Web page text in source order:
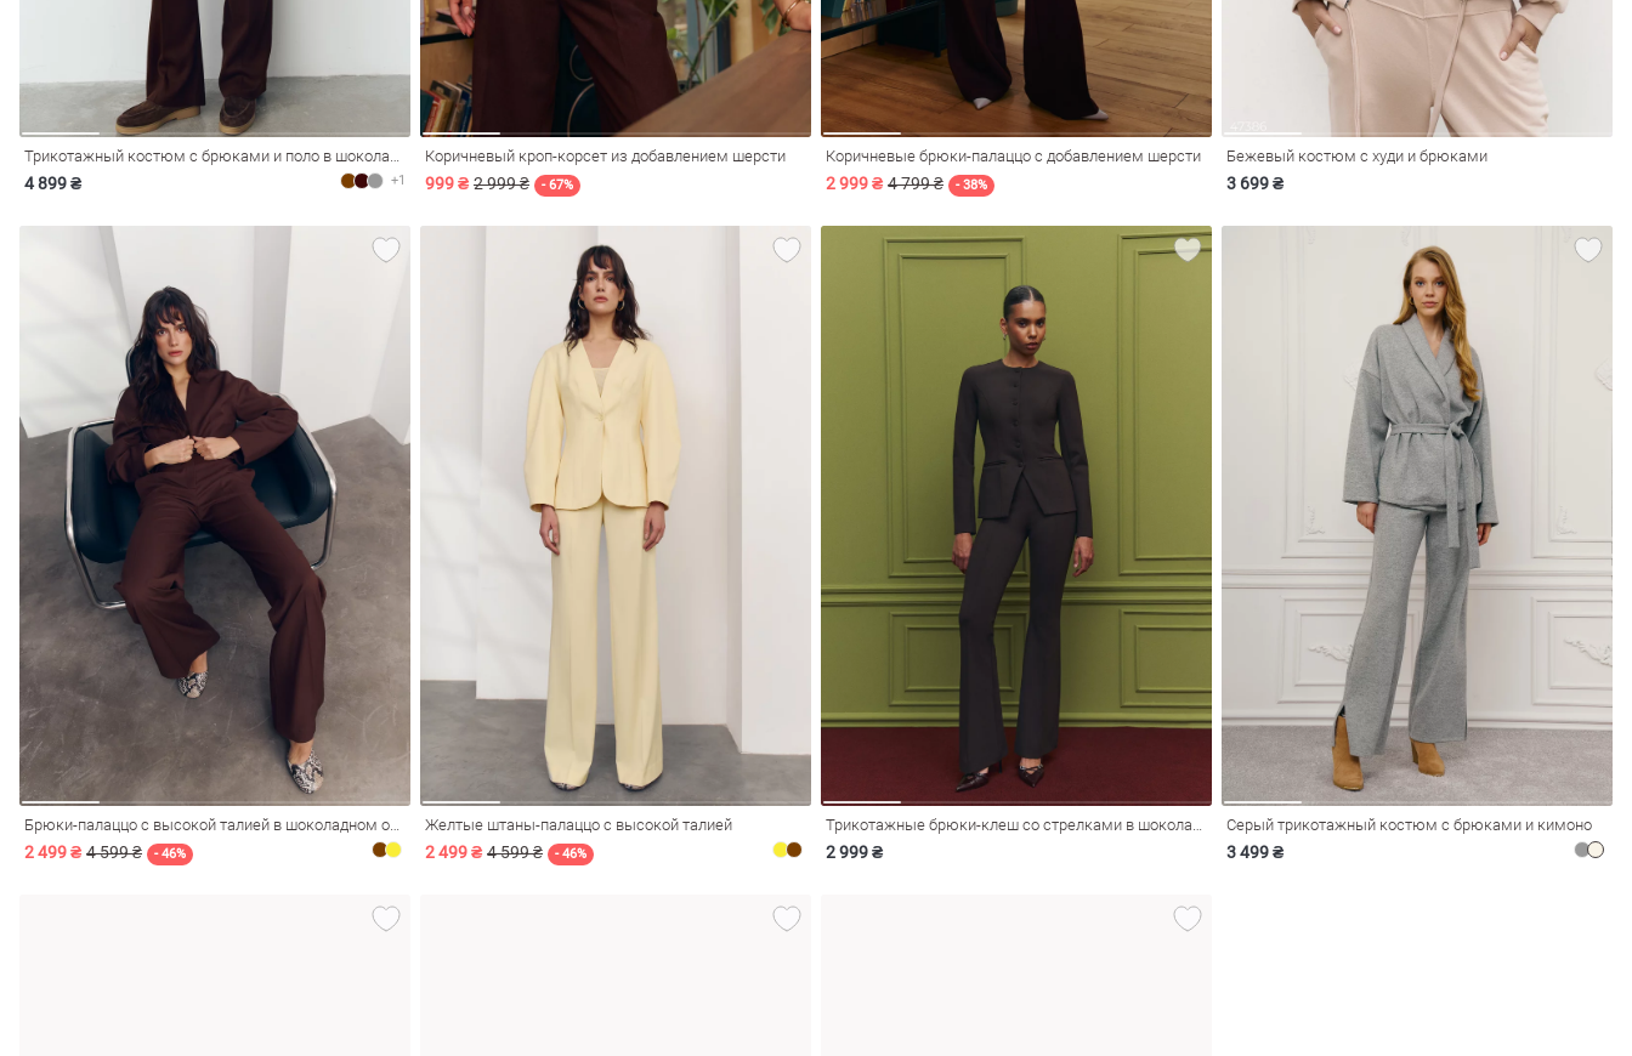
Трикотажный костюм с брюками и поло в шоколадном оттенке
4 899 ₴ +1
Коричневый кроп-корсет из добавлением шерсти
999 ₴ 2 999 ₴ - 67%
Коричневые брюки-палаццо с добавлением шерсти
2 999 ₴ 4 799 ₴ - 38%
Бежевый костюм с худи и брюками
3 699 ₴
Брюки-палаццо с высокой талией в шоколадном оттенке
2 499 ₴ 4 599 ₴ - 46%
Желтые штаны-палаццо с высокой талией
2 499 ₴ 4 599 ₴ - 46%
Трикотажные брюки-клеш со стрелками в шоколадном оттенке
2 999 ₴
Серый трикотажный костюм с брюками и кимоно
3 499 ₴